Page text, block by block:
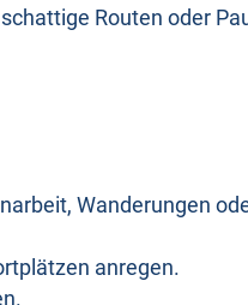
Routen oder
Wanderungen
anregen.